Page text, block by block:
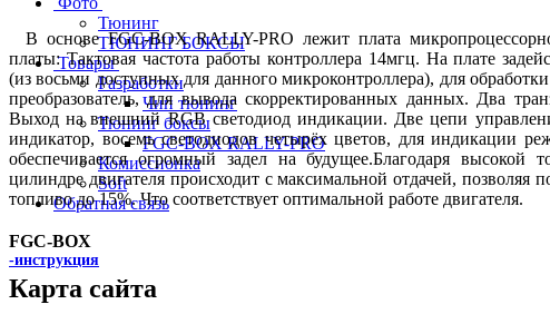
Тюнинг
ТЮНИНГ БОКСЫ
Товары
Разработки
Чип тюнинг
Тюнинг боксы
FGC-BOX RALLY-PRO
Комиссионка
Soft
Обратная связь
В основе FGC-BOX RALLY-PRO лежит плата
платы: Тактовая частота работы контроллера 14мгц. На плате
(из восьми доступных для данного микроконтроллера), для
преобразователь, для вывода скорректированных данных. Два
Выход на внешний RGB светодиод индикации. Две цепи
индикатор, восемь светодиодов четырёх цветов, для индикации
обеспечивается огромный задел на будущее.Благодаря высокой
цилиндре двигателя происходит с максимальной отдачей,
топливо до 15%. Что соответствует оптимальной работе двигателя.
-инструкция
FGC-BOX
Карта сайта